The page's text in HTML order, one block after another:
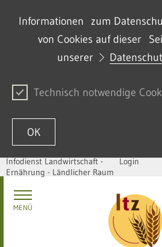
Informationen zum
von Cookies auf dieser
unserer
Technisch notwendige
OK
Zum Inhalt springen
Infodienst Landwirtschaft -
Ernährung - Ländlicher Raum
Login
MENÜ